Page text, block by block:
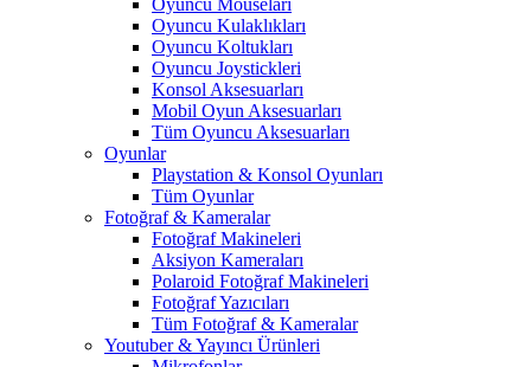
Oyuncu Mouseları
Oyuncu Kulaklıkları
Oyuncu Koltukları
Oyuncu Joystickleri
Konsol Aksesuarları
Mobil Oyun Aksesuarları
Tüm Oyuncu Aksesuarları
Oyunlar
Playstation & Konsol Oyunları
Tüm Oyunlar
Fotoğraf & Kameralar
Fotoğraf Makineleri
Aksiyon Kameraları
Polaroid Fotoğraf Makineleri
Fotoğraf Yazıcıları
Tüm Fotoğraf & Kameralar
Youtuber & Yayıncı Ürünleri